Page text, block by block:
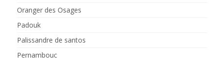
Oranger des Osages
Padouk
Palissandre de santos
Pernambouc